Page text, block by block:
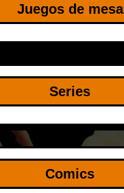
Juegos de mesa
Series
Comics